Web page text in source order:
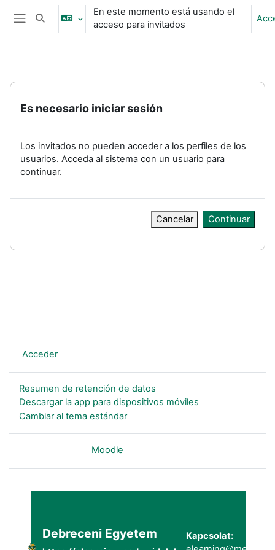
Salta al contenido principal
Panel lateral
Selector de búsqueda de entrada
En este momento está usando el
acceso para invitados
Es necesario iniciar sesión
Los invitados no pueden acceder a los perfiles de los
usuarios. Acceda al sistema con un usuario para
continuar.
Cancelar Continuar
Acceder)
Resumen de retención de datos
Descargar la app para dispositivos móviles
Cambiar al tema estándar
Moodle
Debreceni Egyetem
Kapcsolat: